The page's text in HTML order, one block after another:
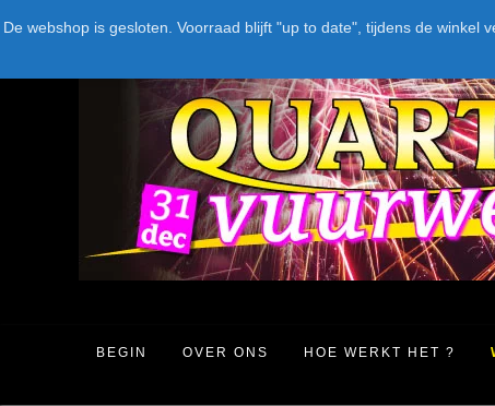
De webshop is gesloten. Voorraad blijft "up to date", tijdens de
naar
BEGIN OVER ONS HOE WERKT HET ?